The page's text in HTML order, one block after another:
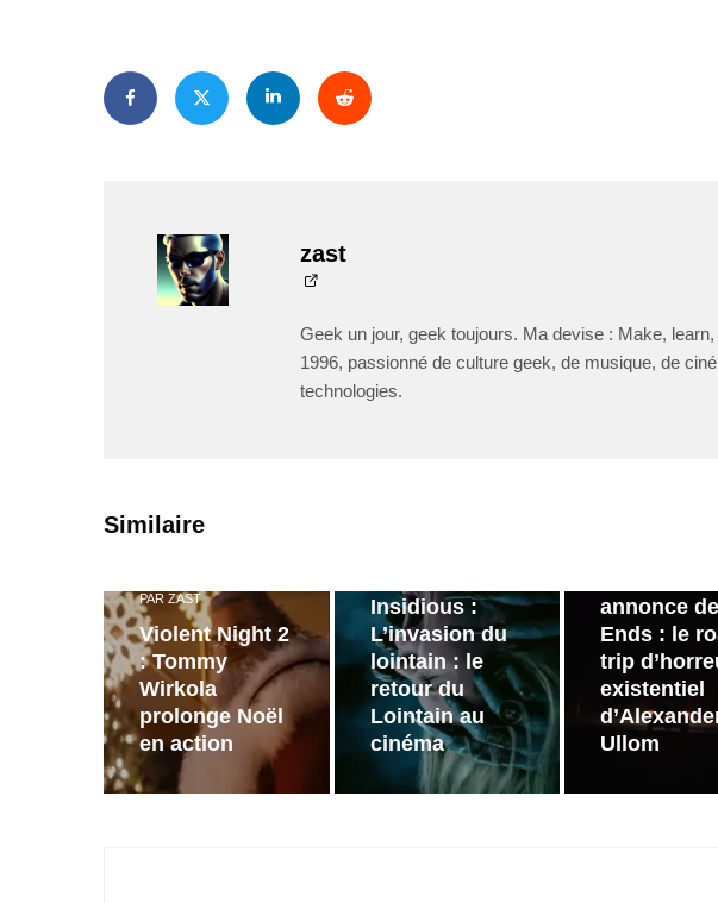
zast
Geek un jour, geek toujours. Ma devise : Make,
1996, passionné de culture geek, de musique, de
technologies.
Similaire
PAR ZAST
Violent Night 2
: Tommy
Wirkola
prolonge Noël
en action
Insidious :
L’invasion du
lointain : le
retour du
Lointain au
cinéma
annonce
Ends : le
trip
existentiel
Ullom